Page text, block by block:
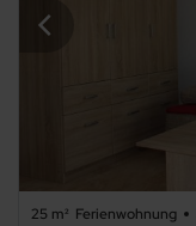
25 m² Ferienwohnung